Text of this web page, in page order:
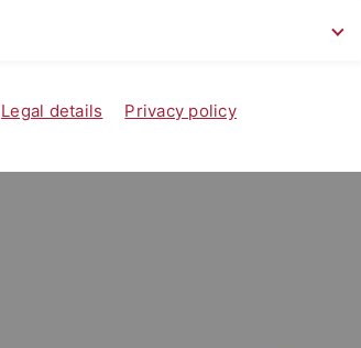
Legal details Privacy policy